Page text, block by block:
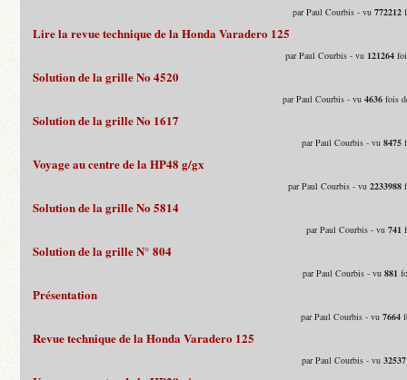
par Paul Courbis - vu772212
Lire la revue technique de la Honda Varadero 125
par Paul Courbis - vu 121264
Solution de la grille No 4520
par Paul Courbis - vu4636 fois
Solution de la grille No 1617
par Paul Courbis - vu8475
Voyage au centre de la HP48 g/gx
par Paul Courbis - vu2233988
Solution de la grille No 5814
par Paul Courbis - vu741
Solution de la grille N° 804
par Paul Courbis - vu881
Présentation
par Paul Courbis - vu7664
Revue technique de la Honda Varadero 125
par Paul Courbis - vu32537